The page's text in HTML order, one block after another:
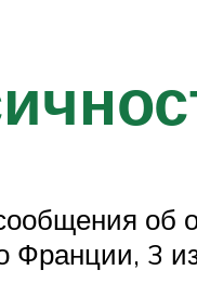
об
Франции, 3